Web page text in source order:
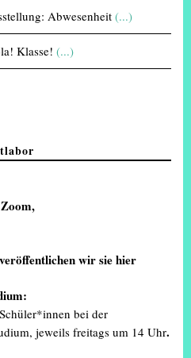
Abwesenheit (...)
Klasse! (...)
wir siehier
bei der
jeweils freitags um 14 Uhr.